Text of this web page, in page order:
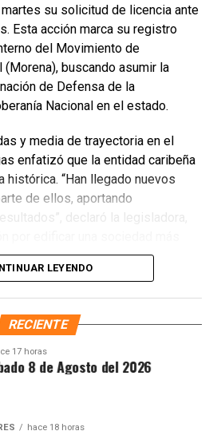
noticias al instante
de Quintana Roo directamente
canal de WhatsApp
su solicitud de licencia ante
Esta acción marca su registro
del Movimiento de
(Morena), buscando asumir la
de Defensa de la
Nacional en el estado.
y media de trayectoria en el
enfatizó que la entidad caribeña
histórica. “Han llegado nuevos
de ellos, aportando
declaró la legisladora,
sectores vulnerables. Asimismo,
por abanderar el fuerte
la concesionaria Aguakan,
al deficiente suministro
de Benito Juárez, Isla Mujeres,
Morelos.
LEYENDO
RECIENTE
17 horas
8 de Agosto del 2026
hace 18 horas